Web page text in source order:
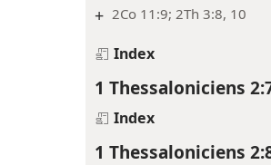
+ 2Co 11:9; 2Th 3:8, 10
Index
1 Thessaloniciens
Index
1 Thessaloniciens